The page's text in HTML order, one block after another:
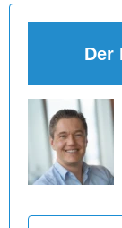
Der